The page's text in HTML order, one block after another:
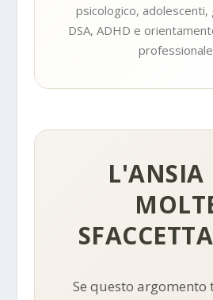
psicologico, adolescenti,
DSA, ADHD e
L'ANSIA
Se questo argomento